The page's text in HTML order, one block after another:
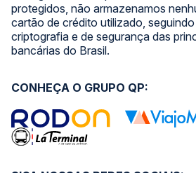
protegidos, não armazenamos
cartão de crédito utilizado,
criptografia e de segurança das
bancárias do Brasil.
CONHEÇA O GRUPO QP: